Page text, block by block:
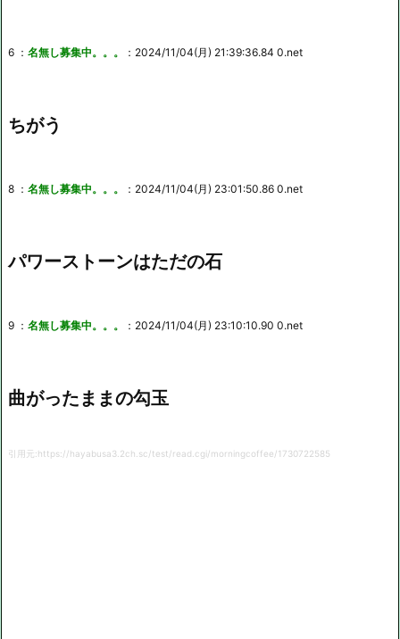
6 ： 名無し募集中。。。 ：2024/11/04(月) 21:39:36.84 0.net
ちがう
8 ： 名無し募集中。。。 ：2024/11/04(月) 23:01:50.86 0.net
パワーストーンはただの石
9 ： 名無し募集中。。。 ：2024/11/04(月) 23:10:10.90 0.net
曲がったままの勾玉
引用元:https://hayabusa3.2ch.sc/test/read.cgi/morningcoffee/1730722585